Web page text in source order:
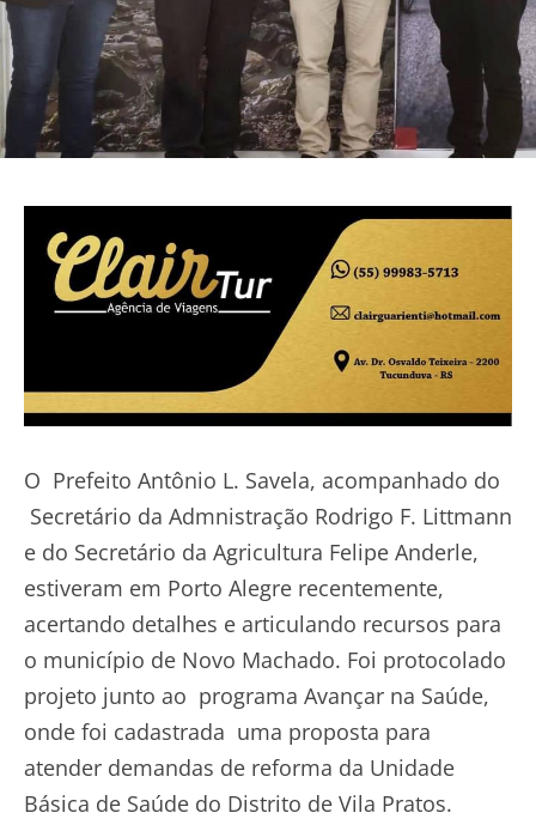
O Prefeito Antônio L. Savela, acompanhado do
Secretário da Admnistração Rodrigo F. Littmann
e do Secretário da Agricultura Felipe Anderle,
estiveram em Porto Alegre recentemente,
acertando detalhes e articulando recursos para
o município de Novo Machado. Foi protocolado
projeto junto ao programa Avançar na Saúde,
onde foi cadastrada uma proposta para
atender demandas de reforma da Unidade
Básica de Saúde do Distrito de Vila Pratos.